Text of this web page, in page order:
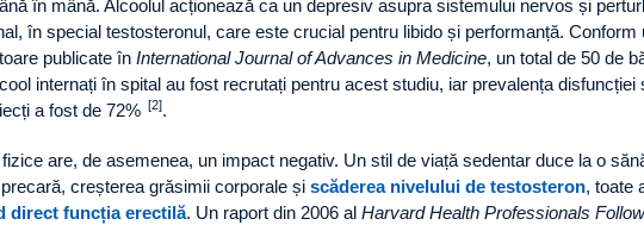
în mână. Alcoolul acționează ca un depresiv asupra sistemului nervos și
în special testosteronul, care este crucial pentru libido și performanță. Conform
publicate în International Journal of Advances in Medicine, un total de 50 de
internați în spital au fost recrutați pentru acest studiu, iar prevalența disfuncției
a fost de 72% [2].
are, de asemenea, un impact negativ. Un stil de viață sedentar duce la o
creșterea grăsimii corporale și scăderea nivelului de testosteron, toate
direct funcția erectilă. Un raport din 2006 al Harvard Health Professionals